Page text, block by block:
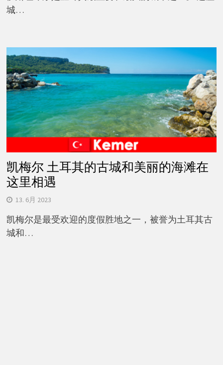
城…
凯梅尔 土耳其的古城和美丽的海滩在
这里相遇
13. 6月 2023
凯梅尔是最受欢迎的度假胜地之一，被誉为土耳其古
城和…